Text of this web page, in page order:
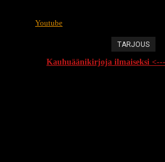
Youtube
TARJOUS
Kauhuäänikirjoja ilmaiseksi